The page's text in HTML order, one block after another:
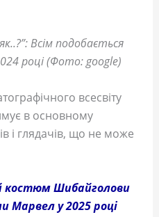
Всім подобається
році (Фото: google)
всесвіту
в основному
і глядачів, що не може
костюм Шибайголови
Марвел у 2025 році